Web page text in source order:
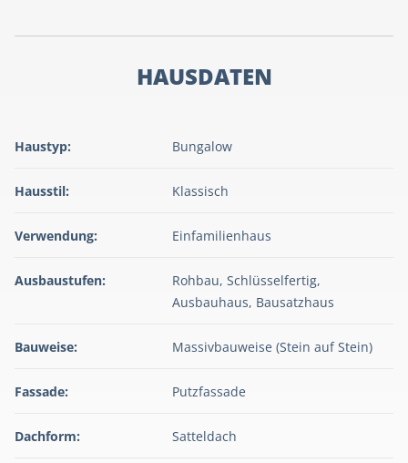
HAUSDATEN
Haustyp: Bungalow
Hausstil: Klassisch
Verwendung: Einfamilienhaus
Ausbaustufen:
Rohbau, Schlüsselfertig,
Ausbauhaus, Bausatzhaus
Bauweise: Massivbauweise (Stein auf Stein)
Fassade: Putzfassade
Dachform: Satteldach